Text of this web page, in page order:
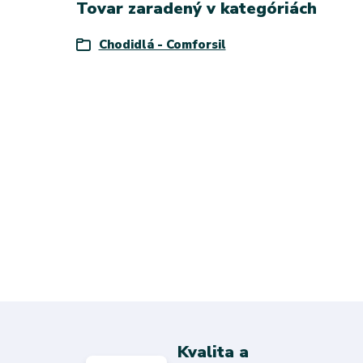
Tovar zaradený v kategóriách
Chodidlá - Comforsil
Kvalita a